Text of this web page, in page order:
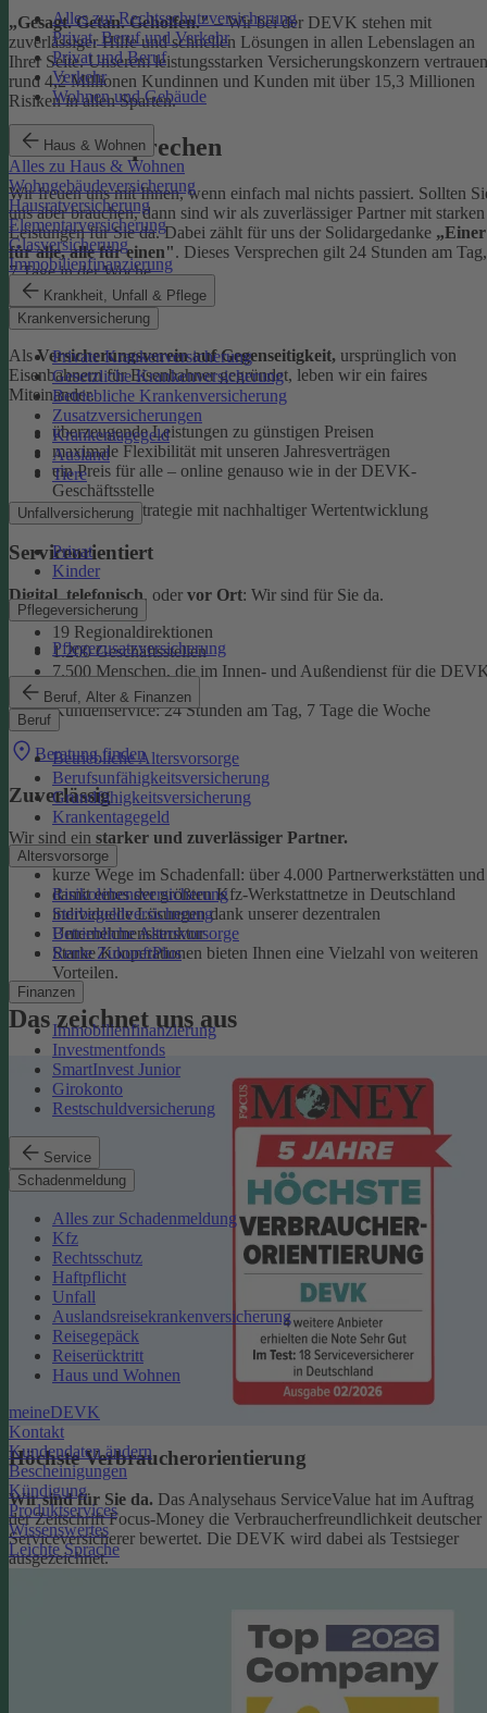
Alles zur Rechtsschutzversicherung
Privat, Beruf und Verkehr
Privat und Beruf
Verkehr
Wohnen und Gebäude
Haus & Wohnen
Alles zu Haus & Wohnen
Wohngebäudeversicherung
Hausratversicherung
Elementarversicherung
Glasversicherung
Immobilienfinanzierung
Krankheit, Unfall & Pflege
Krankenversicherung
Private Krankenversicherung
Gesetzliche Krankenversicherung
Betriebliche Krankenversicherung
Zusatzversicherungen
Krankentagegeld
Ausland
Tiere
Unfallversicherung
Privat
Kinder
Pflegeversicherung
Pflegezusatzversicherung
Beruf, Alter & Finanzen
Beruf
Betriebliche Altersvorsorge
Berufsunfähigkeitsversicherung
Grundfähigkeitsversicherung
Krankentagegeld
Altersvorsorge
Risikolebensversicherung
Sterbegeldversicherung
Betriebliche Altersvorsorge
Rente ZukunftPlus
Finanzen
Immobilienfinanzierung
Investmentfonds
SmartInvest Junior
Girokonto
Restschuldversicherung
Service
Schadenmeldung
Alles zur Schadenmeldung
Kfz
Rechtsschutz
Haftpflicht
Unfall
Auslandsreisekrankenversicherung
Reisegepäck
Reiserücktritt
Haus und Wohnen
meineDEVK
Kontakt
Kundendaten ändern
Bescheinigungen
Kündigung
Produktservices
Wissenswertes
Leichte Sprache
„Gesagt. Getan. Geholfen."– Wir bei der DEVK stehen mit
zuverlässiger Hilfe und schnellen Lösungen in allen Lebenslagen an
Ihrer Seite. Unserem leistungsstarken Versicherungskonzern vertrauen
rund 4,2 Millionen Kundinnen und Kunden mit über 15,3 Millionen
Risiken in allen Sparten.
Unser Versprechen
Wir freuen uns mit Ihnen, wenn einfach mal nichts passiert. Sollten
uns aber brauchen, dann sind wir als zuverlässiger Partner mit starken
Leistungen für Sie da. Dabei zählt für uns der Solidargedanke „Einer
für alle, alle für einen". Dieses Versprechen gilt 24 Stunden am Tag,
7 Tage in der Woche.
Ehrlich
AlsVersicherungsverein auf Gegenseitigkeit, ursprünglich von
Eisenbahnern für Eisenbahner gegründet, leben wir ein faires
Miteinander.
überzeugende Leistungen zu günstigen Preisen
maximale Flexibilität mit unseren Jahresverträgen
ein Preis für alle – online genauso wie in der DEVK-
Geschäftsstelle
faire Anlagestrategie mit nachhaltiger Wertentwicklung
Serviceorientiert
Digital,telefonisch, oder vor Ort: Wir sind für Sie da.
19 Regionaldirektionen
1.200 Geschäftsstellen
7.500 Menschen, die im Innen- und Außendienst für die
arbeiten
Kundenservice: 24 Stunden am Tag, 7 Tage die Woche
Beratung finden
Zuverlässig
Wir sind ein starker und zuverlässiger Partner.
kurze Wege im Schadenfall: über 4.000 Partnerwerkstätten und
damit eines der größten Kfz-Werkstattnetze in Deutschland
individuelle Lösungen dank unserer dezentralen
Unternehmensstruktur
Starke Kooperationen bieten Ihnen eine Vielzahl von weiteren
Vorteilen.
Das zeichnet uns aus
Höchste Verbraucherorientierung
Wir sind für Sie da. Das Analysehaus ServiceValue hat im Auftrag
der Zeitschrift Focus-Money die Verbraucherfreundlichkeit deutscher
Serviceversicherer bewertet. Die DEVK wird dabei als Testsieger
ausgezeichnet.